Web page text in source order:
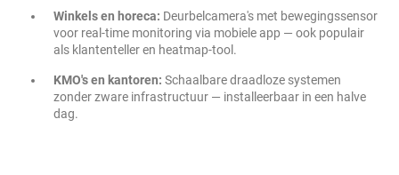
Winkels en horeca: Deurbelcamera's met bewegingssensor
voor real-time monitoring via mobiele app — ook populair
als klantenteller en heatmap-tool.
KMO's en kantoren: Schaalbare draadloze systemen
zonder zware infrastructuur — installeerbaar in een halve
dag.